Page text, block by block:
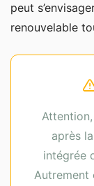
peut
renouvelable
après
intégrée
Autrement